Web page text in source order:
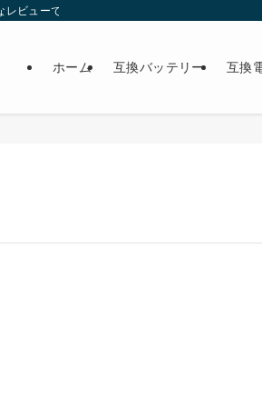
ビューで最適な製品選びをサポート。
ホーム 互換バッテリー 互換